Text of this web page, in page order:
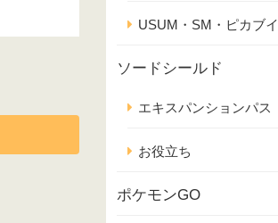
USUM・SM・ピカブイ
ソードシールド
エキスパンションパス
お役立ち
ポケモンGO